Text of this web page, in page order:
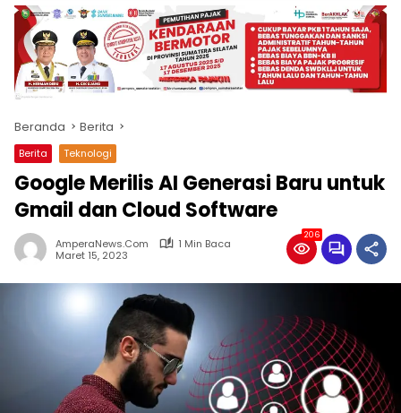
produk
antara
lain
mampu
menjadi
komunikasi
usaha
(beriklan),
fokus
pada
nasional
maupun
international,
Beranda Berita
Berita Teknologi
Google Merilis AI Generasi Baru untuk
Gmail dan Cloud Software
AmperaNews.Com
1 Min Baca
Maret 15, 2023
206